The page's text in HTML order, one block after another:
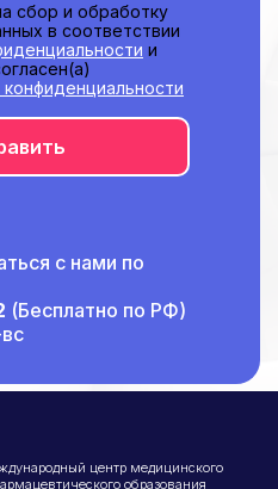
сбор и обработку
в соответствии
и
с нами по
(Бесплатно по РФ)